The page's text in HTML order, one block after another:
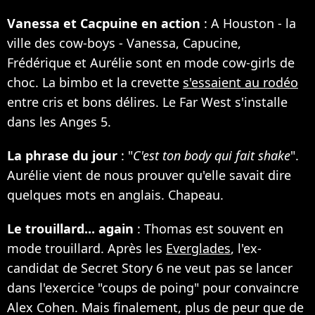
Vanessa et Cacpuine en action : A Houston - la
ville des cow-boys - Vanessa, Capucine,
Frédérique et Aurélie sont en mode cow-girls de
choc. La bimbo et la crevette s'essaient au rodéo
entre cris et bons délires. Le Far West s'installe
dans les Anges 5.
La phrase du jour : "C'est ton body qui fait shake".
Aurélie vient de nous prouver qu'elle savait dire
quelques mots en anglais. Chapeau.
Le trouillard... again : Thomas est souvent en
mode trouillard. Après les Everglades, l'ex-
candidat de Secret Story 6 ne veut pas se lancer
dans l'exercice "coups de poing" pour convaincre
Alex Cohen. Mais finalement, plus de peur que de